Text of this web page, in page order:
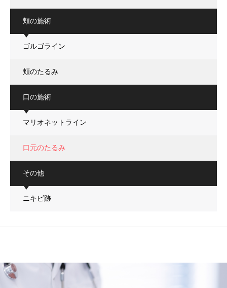
頬の施術
ゴルゴライン
頬のたるみ
口の施術
マリオネットライン
口元のたるみ
その他
ニキビ跡